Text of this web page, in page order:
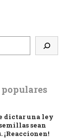
dictar una ley
sean